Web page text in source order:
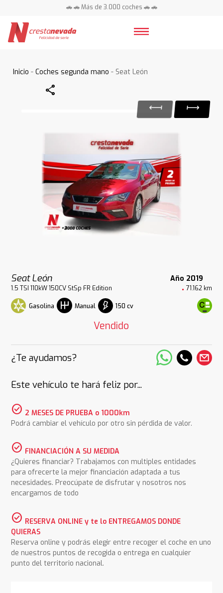
🚗 🚗 Más de 3.000 coches 🚗 🚗
Inicio -Coches segunda mano - Seat León
Share
Seat León Año 2019
1.5 TSI 110kW 150CV StSp FR Edition 71.162 km
Gasolina Manual 150 cv
Vendido
¿Te ayudamos?
Este vehículo te hará feliz por...
check_circle 2 MESES DE PRUEBA o 1000km
Podrá cambiar el vehículo por otro sin pérdida de valor.
check_circle FINANCIACIÓN A SU MEDIDA
¿Quieres financiar? Trabajamos con multiples entidades
para ofrecerte la mejor financiación adaptada a tus
necesidades. Preocúpate de disfrutar y nosotros nos
encargamos de todo
check_circle RESERVA ONLINE y te lo ENTREGAMOS DONDE
QUIERAS
Reserva online y podrás elegir entre recoger el coche en uno
de nuestros puntos de recogida o entrega en cualquier
punto del territorio nacional.